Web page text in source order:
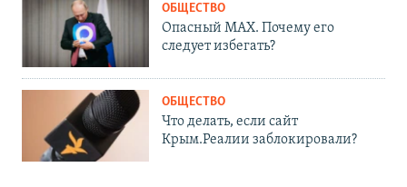
ОБЩЕСТВО
Опасный MAX. Почему его
следует избегать?
ОБЩЕСТВО
Что делать, если сайт
Крым.Реалии заблокировали?